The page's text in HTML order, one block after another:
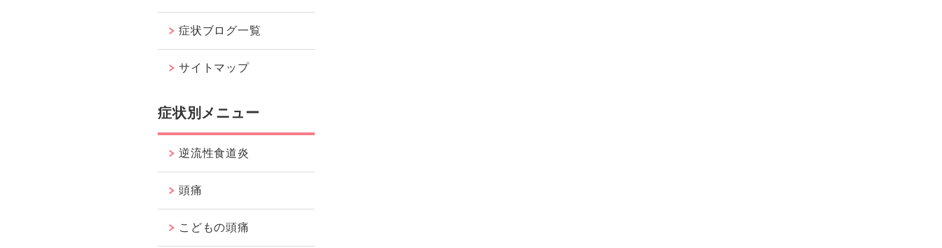
症状ブログ一覧
サイトマップ
症状別メニュー
逆流性食道炎
頭痛
こどもの頭痛